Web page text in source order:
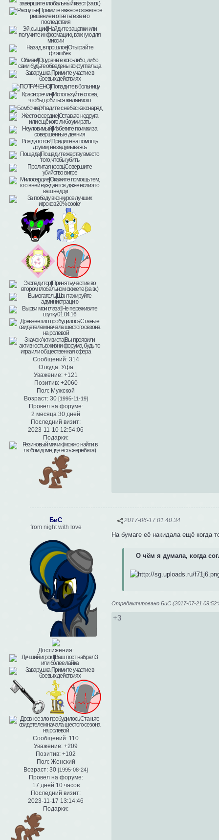
Сообщений:314
Откуда:Уфа
Уважение: +121
Позитив: +2060
Пол: Мужской
Возраст:30 [1995-11-19]
Провел на форуме:
2 месяца 30 дней
Последний визит:
2023-11-10 12:54:06
Подарки:
2017-06-17 01:40:34
БиС
from night with love
Достижения:
Сообщений: 110
Уважение: +209
Позитив: +102
Пол:Женский
Возраст: 30 [1995-08-24]
Провел на форуме:
17 дней 10 часов
Последний визит:
2023-11-17 13:14:46
Подарки:
На бумаге её накидала ещё когда
О чём я думала, когда
Отредактировано БиС (2017-07-21
+3